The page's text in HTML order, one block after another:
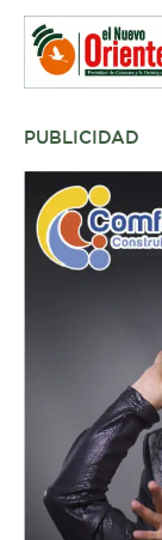
PUBLICIDAD